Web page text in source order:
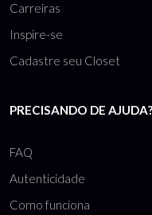
Carreiras
Inspire-se
Cadastre seu Closet
PRECISANDO DE AJUDA?
FAQ
Autenticidade
Como funciona